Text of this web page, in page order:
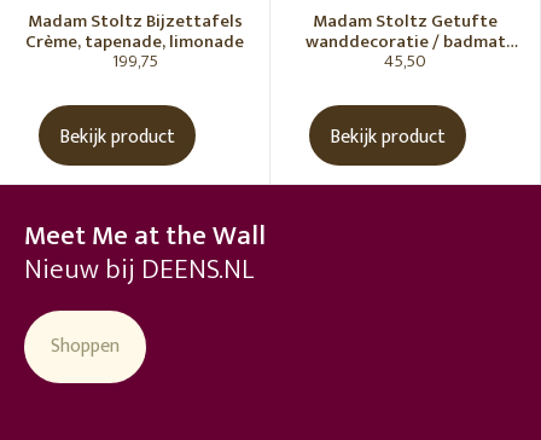
Madam Stoltz Bijzettafels
Crème, tapenade, limonade
199,75
Bekijk product
Madam Stoltz Getufte
wanddecoratie / badmat
Vanille
45,50
Bekijk product
Meet Me at the Wall
Nieuw bij DEENS.NL
Shoppen